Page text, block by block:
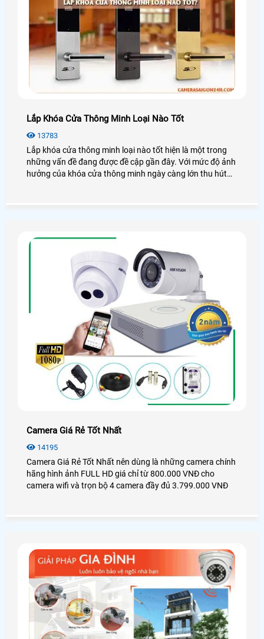
Lắp Khóa Cửa Thông Minh Loại Nào Tốt
13783
Lắp khóa cửa thông minh loại nào tốt hiện là một trong
những vấn đề đang được đề cập gần đây. Với mức độ ảnh
hưởng của khóa cửa thông minh ngày càng lớn thu hút
Camera Giá Rẻ Tốt Nhất
14195
Camera Giá Rẻ Tốt Nhất nên dùng là những camera chính
hãng hình ảnh FULL HD giá chỉ từ 800.000 VNĐ cho
camera wifi và trọn bộ 4 camera đầy đủ 3.799.000 VNĐ